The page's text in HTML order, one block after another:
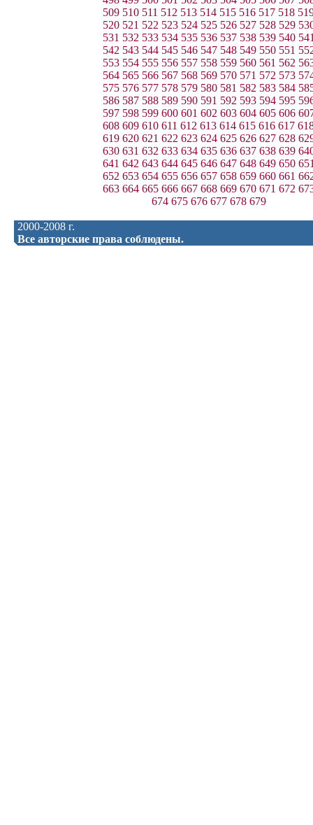
509 510 511 512 513 514 515 516 517 518
520 521 522 523 524 525 526 527 528 529
531 532 533 534 535 536 537 538 539 540
542 543 544 545 546 547 548 549 550 551
553 554 555 556 557 558 559 560 561 562
564 565 566 567 568 569 570 571 572 573
575 576 577 578 579 580 581 582 583 584
586 587 588 589 590 591 592 593 594 595
597 598 599 600 601 602 603 604 605 606
608 609 610 611 612 613 614 615 616 617
619 620 621 622 623 624 625 626 627 628
630 631 632 633 634 635 636 637 638 639
641 642 643 644 645 646 647 648 649 650
652 653 654 655 656 657 658 659 660 661
663 664 665 666 667 668 669 670 671 672
674 675 676 677 678 679
2000-2008 г.
Все авторские права соблюдены.